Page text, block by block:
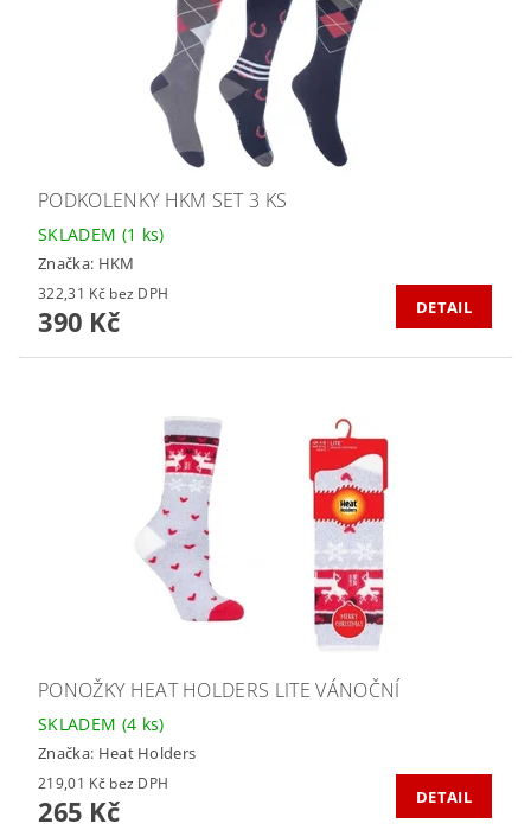
PODKOLENKY HKM SET 3 KS
SKLADEM (1 ks)
Značka: HKM
322,31 Kč bez DPH
390 Kč DETAIL
PONOŽKY HEAT HOLDERS LITE VÁNOČNÍ
SKLADEM (4 ks)
Značka: Heat Holders
219,01 Kč bez DPH
265 Kč DETAIL